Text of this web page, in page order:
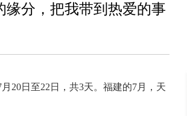
缘分，把我带到热爱的事
20日至22日，共3天。福建的7月，天